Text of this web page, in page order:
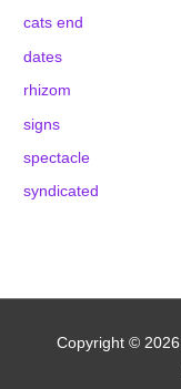
cats end
dates
rhizom
signs
spectacle
syndicated
Copyright © 2026